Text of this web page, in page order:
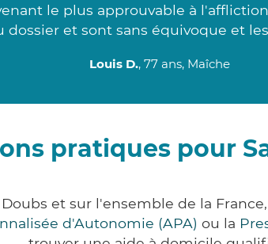
le plus approuvable à
dossier et sont sans équivoque et
Louis D., 77 ans, Maîche
pratiques pour
et sur l'ensemble de la
d'Autonomie (APA) ou la